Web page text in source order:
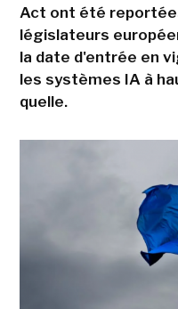
Act ont été
législateurs
la date d'entrée en
les systèmes IA à
quelle.